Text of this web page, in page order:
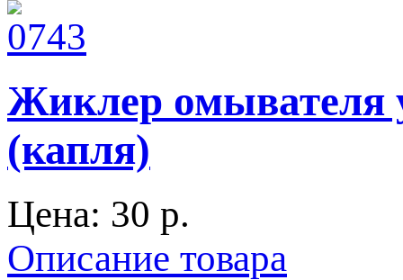
Жиклер омывателя
(капля)
Цена: 30 p.
Описание товара